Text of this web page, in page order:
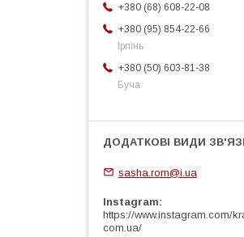
+380 (68) 608-22-08
+380 (95) 854-22-66
Ірпінь
+380 (50) 603-81-38
Буча
sasha.rom@i.ua
Instagram
https://www.instagram.com/
com.ua/